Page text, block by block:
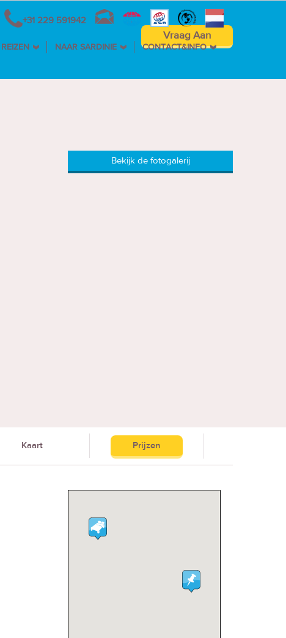
+31 229 591942
REIZEN NAAR SARDINIE CONTACT&INFO
Vraag Aan
Bekijk de fotogalerij
Kaart Prijzen